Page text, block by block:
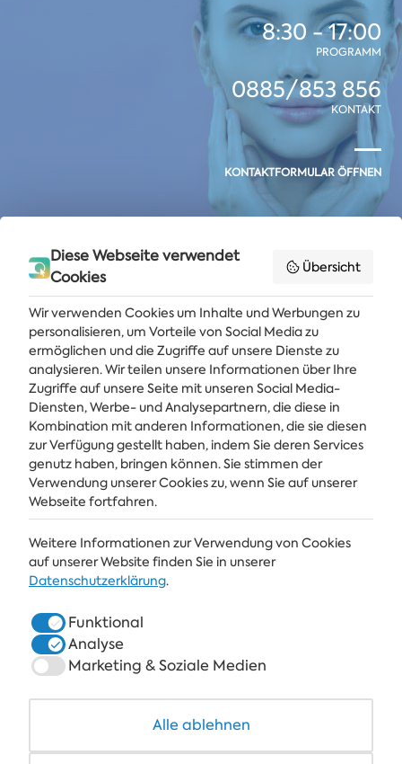
8:30 - 17:00
PROGRAMM
0885/853 856
KONTAKT
KONTAKTFORMULAR ÖFFNEN
Holen Sie sich die neuesten Nachrichten und Angebote direkt in Ihren
Posteingang
ABONNIEREN
ALBENA
SPA & GESUNDHEIT
RESTAURANTS & BARS
COWORKING
Diese Webseite verwendet
Cookies
Übersicht
Wir verwenden Cookies um Inhalte und Werbungen zu
personalisieren, um Vorteile von Social Media zu
ermöglichen und die Zugriffe auf unsere Dienste zu
analysieren. Wir teilen unsere Informationen über Ihre
Zugriffe auf unsere Seite mit unseren Social Media-
Diensten, Werbe- und Analysepartnern, die diese in
Kombination mit anderen Informationen, die sie diesen
zur Verfügung gestellt haben, indem Sie deren Services
genutz haben, bringen können. Sie stimmen der
Verwendung unserer Cookies zu, wenn Sie auf unserer
Webseite fortfahren.
Weitere Informationen zur Verwendung von Cookies
auf unserer Website finden Sie in unserer
Datenschutzerklärung.
Funktional
Analyse
Marketing & Soziale Medien
Alle ablehnen